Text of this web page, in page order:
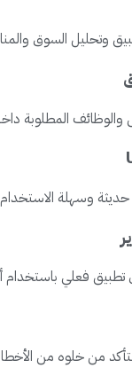
وتحليل السوق
المطلوبة
وسهلة
تطبيق فعلي باستخدام
من خلوه من